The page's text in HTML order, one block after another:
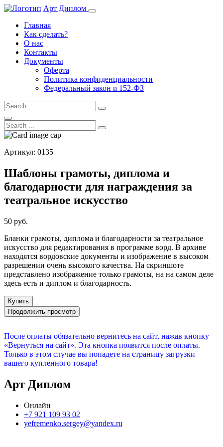
Арт Диплом
Главная
Как сделать?
О нас
Контакты
Документы
Оферта
Политика конфиденциальности
Федеральный закон n 152-ФЗ
Артикул: 0135
Шаблоны грамоты, диплома и
благодарности для награждения за
театральное искусство
50 руб.
Бланки грамоты, диплома и благодарности за театральное
искусство для редактирования в программе ворд. В архиве
находятся вордовские документы и изображение в высоком
разрешении очень высокого качества. На скриншоте
представлено изображение только грамоты, на на самом деле
здесь есть и диплом и благодарность.
Купить
Продолжить просмотр
После оплаты обязательно вернитесь на сайт, нажав кнопку
«Вернуться на сайт». Эта кнопка появится после оплаты.
Только в этом случае вы попадете на страницу загрузки
вашего купленного товара!
Арт Диплом
Онлайн
+7 921 109 93 02
yefremenko.sergey@yandex.ru